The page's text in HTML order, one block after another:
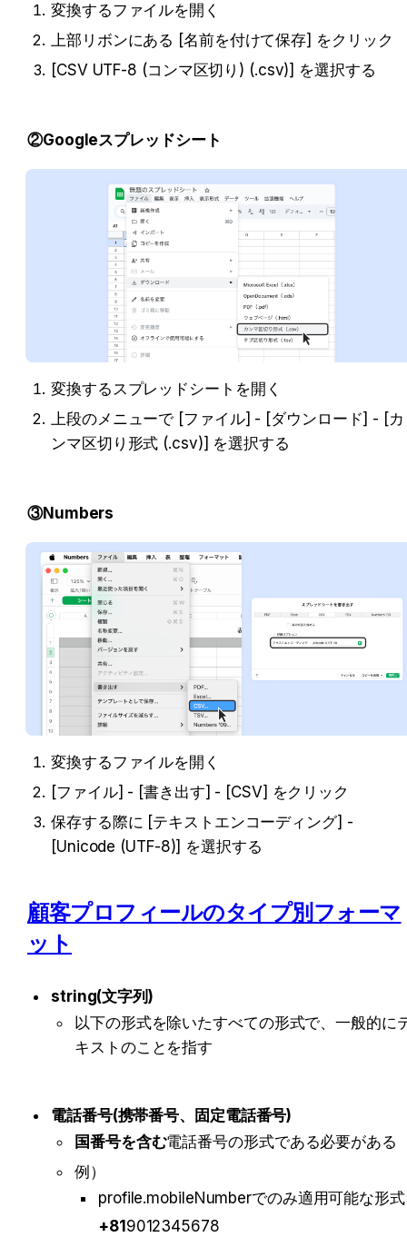
変換するファイルを開く
上部リボンにある [名前を付けて保存] をクリック
[CSV UTF-8 (コンマ区切り) (.csv)] を選択する
②Googleスプレッドシート
変換するスプレッドシートを開く
上段のメニューで [ファイル] - [ダウンロード] - [カ
ンマ区切り形式 (.csv)] を選択する
③Numbers
変換するファイルを開く
[ファイル] - [書き出す] - [CSV] をクリック
保存する際に [テキストエンコーディング] -
[Unicode (UTF-8)] を選択する
顧客プロフィールのタイプ別フォーマ
ット
string(文字列)
以下の形式を除いたすべての形式で、一般的に
キストのことを指す
電話番号(携帯番号、固定電話番号)
国番号を含む電話番号の形式である必要がある
例）
profile.mobileNumberでのみ適用可能な形式
+81 9012345678